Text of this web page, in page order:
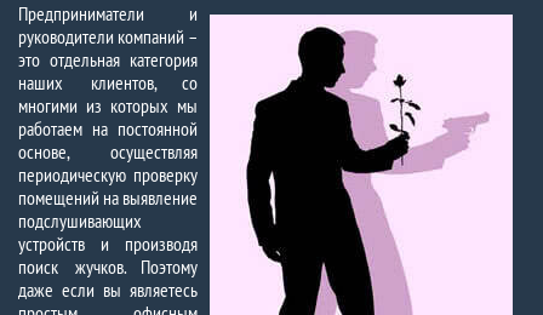
Предприниматели и
руководители компаний –
это отдельная категория
наших клиентов, со
многими из которых мы
работаем на постоянной
основе, осуществляя
периодическую проверку
помещений на выявление
подслушивающих
устройств и производя
поиск жучков. Поэтому
даже если вы являетесь